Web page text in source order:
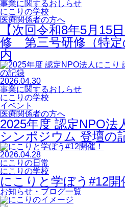
事業に関するおしらせ
にこりの学校
医療関係者の方へ
【次回令和8年5月15
修 第三号研修（特定
内
2026.04.30
事業に関するおしらせ
にこりの学校
イベント
医療関係者の方へ
2025年度 認定NPO法
シンポジウム 登壇の
2026.04.28
にこりの日常
にこりの学校
にこりと学ぼう#12開
お知らせ・ブログ一覧